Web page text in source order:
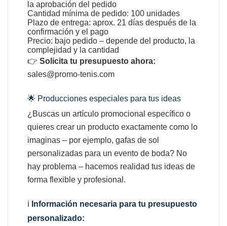
la aprobación del pedido
Cantidad mínima de pedido: 100 unidades
Plazo de entrega: aprox. 21 días después de la
confirmación y el pago
Precio: bajo pedido – depende del producto, la
complejidad y la cantidad
👉Solicita tu presupuesto ahora:
sales@promo-tenis.com
🌟 Producciones especiales para tus ideas
¿Buscas un artículo promocional específico o
quieres crear un producto exactamente como lo
imaginas – por ejemplo, gafas de sol
personalizadas para un evento de boda? No
hay problema – hacemos realidad tus ideas de
forma flexible y profesional.
ℹ️ Información necesaria para tu presupuesto
personalizado: